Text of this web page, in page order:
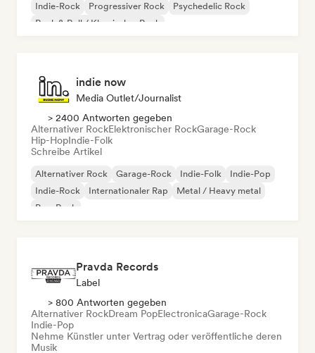
Indie-Rock
Progressiver Rock
Psychedelic Rock
Rock & Roll / Klassischer Rock
indie now
Media Outlet/Journalist
> 2400 Antworten gegeben
Alternativer RockElektronischer RockGarage-Rock
Hip-HopIndie-Folk
Schreibe Artikel
Alternativer Rock Garage-Rock Indie-Folk
Indie-Pop
Indie-Rock
Internationaler Rap
Metal / Heavy metal
Pop-Rock
Pravda Records
Label
> 800 Antworten gegeben
Alternativer RockDream PopElectronicaGarage-Rock
Indie-Pop
Nehme Künstler unter Vertrag oder veröffentliche deren
Musik